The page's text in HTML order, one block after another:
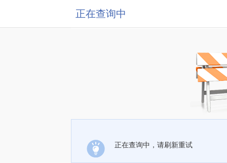
正在查询中
正在查询中，请刷新重试